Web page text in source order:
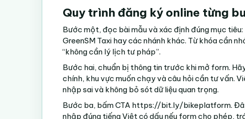
Quy trình đăng ký online từng
Bước một, đọc bài mẫu và xác định đúng mục
GreenSM Taxi hay các nhánh khác. Từ khóa cần
“không cần lý lịch tư pháp”.
Bước hai, chuẩn bị thông tin trước khi mở form.
chính, khu vực muốn chạy và câu hỏi cần tư vấn.
nhập sai và không bỏ sót dữ liệu quan trọng.
Bước ba, bấm CTA https://bit.ly/bikeplatform.
nhập đúng tiếng Việt có dấu nếu form cho phép,